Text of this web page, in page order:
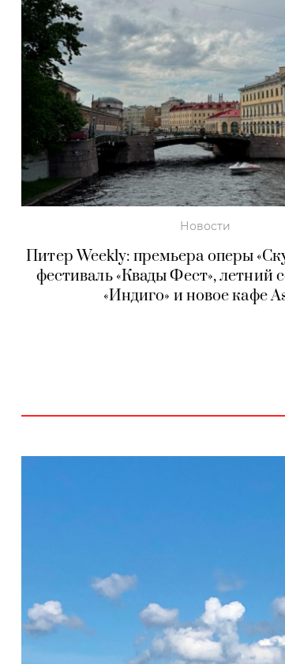
Новости
Питер Weekly: премьера оперы
фестиваль «Квады Фест», летний
«Индиго» и новое кафе